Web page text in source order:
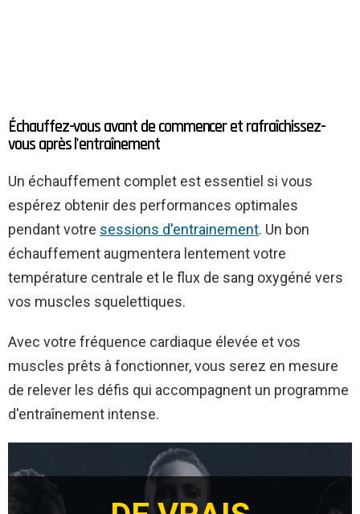
Échauffez-vous avant de commencer et rafraîchissez-
vous après l'entraînement
Un échauffement complet est essentiel si vous
espérez obtenir des performances optimales
pendant votre sessions d'entrainement. Un bon
échauffement augmentera lentement votre
température centrale et le flux de sang oxygéné vers
vos muscles squelettiques.
Avec votre fréquence cardiaque élevée et vos
muscles prêts à fonctionner, vous serez en mesure
de relever les défis qui accompagnent un programme
d'entraînement intense.